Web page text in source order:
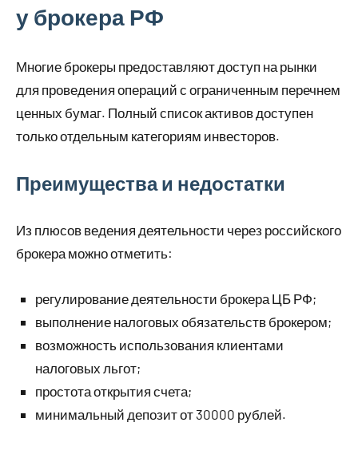
у брокера РФ
Многие брокеры предоставляют доступ на рынки
для проведения операций с ограниченным перечнем
ценных бумаг. Полный список активов доступен
только отдельным категориям инвесторов.
Преимущества и недостатки
Из плюсов ведения деятельности через российского
брокера можно отметить:
регулирование деятельности брокера ЦБ РФ;
выполнение налоговых обязательств брокером;
возможность использования клиентами
налоговых льгот;
простота открытия счета;
минимальный депозит от 30000 рублей.